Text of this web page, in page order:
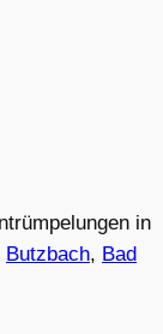
in
Butzbach, Bad